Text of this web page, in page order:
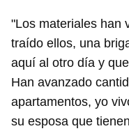
"Los materiales han
traído ellos, una
aquí al otro día y
Han avanzado
apartamentos, yo
su esposa que